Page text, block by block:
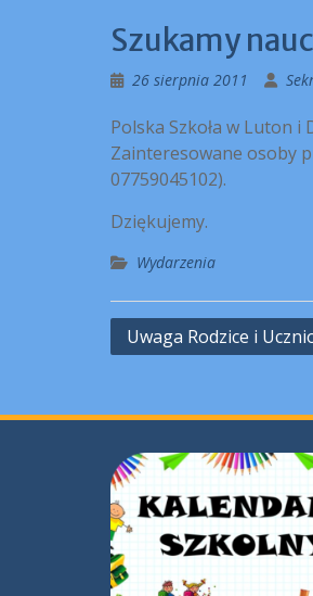
Szukamy
26 sierpnia 2011
Polska Szkoła w Luton
Zainteresowane osoby
07759045102).
Dziękujemy.
Wydarzenia
Nawigacja
Uwaga Rodzice i